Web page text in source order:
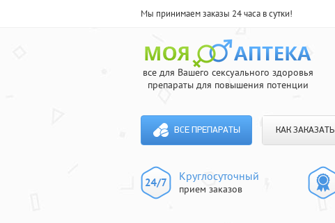
Мы принимаем заказы 24 часа в сутки!
все для Вашего сексуального здоровья
препараты для повышения потенции
ВСЕ ПРЕПАРАТЫ КАК ЗАКАЗАТЬ
Круглосуточный
прием заказов